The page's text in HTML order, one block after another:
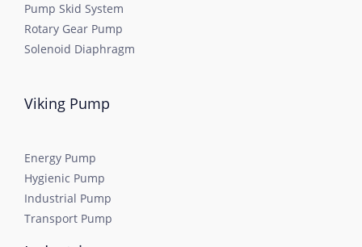
Pump Skid System
Rotary Gear Pump
Solenoid Diaphragm
Viking Pump
Energy Pump
Hygienic Pump
Industrial Pump
Transport Pump